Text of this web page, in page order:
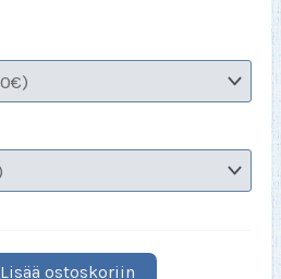
Lisää ostoskoriin